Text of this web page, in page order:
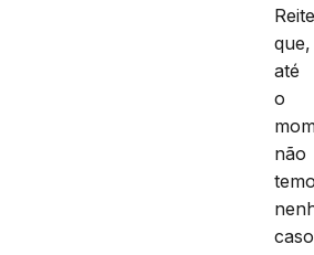
que,
até
o
não
caso